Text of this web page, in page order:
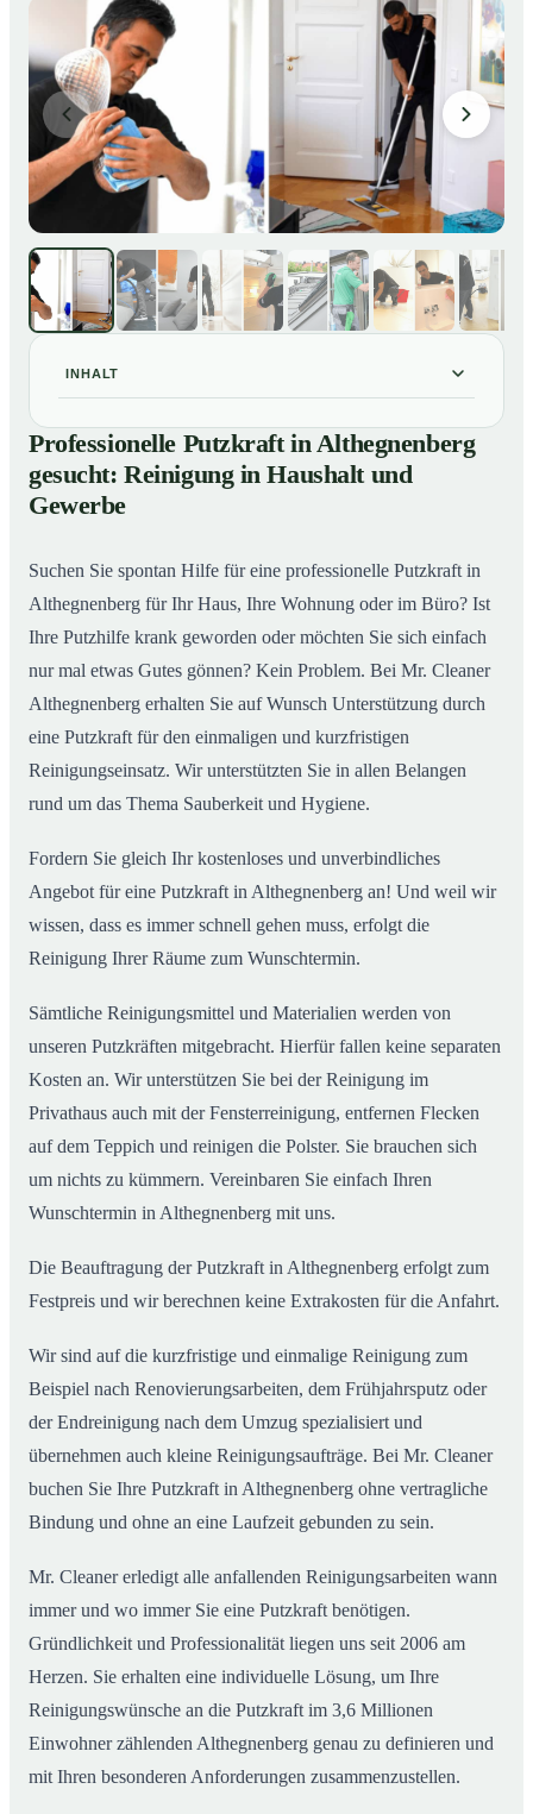
INHALT
01 Professionelle Putzkraft in Althegnenberg gesucht:
Reinigung in Haushalt und Gewerbe
So einfach buchen Sie eine Putzkraft in Althegnenberg
Professionelle Putzkraft in Althegnenberg
gesucht: Reinigung in Haushalt und
Gewerbe
Suchen Sie spontan Hilfe für eine professionelle Putzkraft in
Althegnenberg für Ihr Haus, Ihre Wohnung oder im Büro? Ist
Ihre Putzhilfe krank geworden oder möchten Sie sich einfach
nur mal etwas Gutes gönnen? Kein Problem. Bei Mr. Cleaner
Althegnenberg erhalten Sie auf Wunsch Unterstützung durch
eine Putzkraft für den einmaligen und kurzfristigen
Reinigungseinsatz. Wir unterstützten Sie in allen Belangen
rund um das Thema Sauberkeit und Hygiene.
Fordern Sie gleich Ihr kostenloses und unverbindliches
Angebot für eine Putzkraft in Althegnenberg an! Und weil wir
wissen, dass es immer schnell gehen muss, erfolgt die
Reinigung Ihrer Räume zum Wunschtermin.
Sämtliche Reinigungsmittel und Materialien werden von
unseren Putzkräften mitgebracht. Hierfür fallen keine separaten
Kosten an. Wir unterstützen Sie bei der Reinigung im
Privathaus auch mit der Fensterreinigung, entfernen Flecken
auf dem Teppich und reinigen die Polster. Sie brauchen sich
um nichts zu kümmern. Vereinbaren Sie einfach Ihren
Wunschtermin in Althegnenberg mit uns.
Die Beauftragung der Putzkraft in Althegnenberg erfolgt zum
Festpreis und wir berechnen keine Extrakosten für die Anfahrt.
Wir sind auf die kurzfristige und einmalige Reinigung zum
Beispiel nach Renovierungsarbeiten, dem Frühjahrsputz oder
der Endreinigung nach dem Umzug spezialisiert und
übernehmen auch kleine Reinigungsaufträge. Bei Mr. Cleaner
buchen Sie Ihre Putzkraft in Althegnenberg ohne vertragliche
Bindung und ohne an eine Laufzeit gebunden zu sein.
Mr. Cleaner erledigt alle anfallenden Reinigungsarbeiten wann
immer und wo immer Sie eine Putzkraft benötigen.
Gründlichkeit und Professionalität liegen uns seit 2006 am
Herzen. Sie erhalten eine individuelle Lösung, um Ihre
Reinigungswünsche an die Putzkraft im 3,6 Millionen
Einwohner zählenden Althegnenberg genau zu definieren und
mit Ihren besonderen Anforderungen zusammenzustellen.